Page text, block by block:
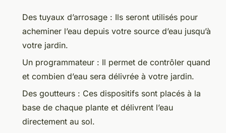
Des tuyaux d’arrosage : Ils seront utilisés pour
acheminer l’eau depuis votre source d’eau jusqu’à
votre jardin.
Un programmateur : Il permet de contrôler quand
et combien d’eau sera délivrée à votre jardin.
Des goutteurs : Ces dispositifs sont placés à la
base de chaque plante et délivrent l’eau
directement au sol.